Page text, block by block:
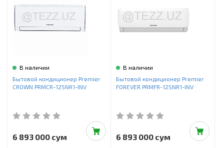
В наличии
Бытовой кондиционер Premier
CROWN PRMCR-12SNR1-INV
6 893 000 сум
В наличии
Бытовой кондиционер Premier
FOREVER PRMFR-12SNR1-INV
6 893 000 сум